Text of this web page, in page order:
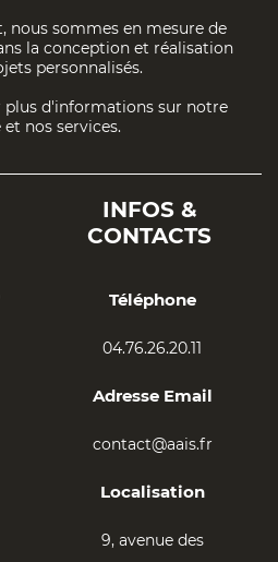
nous sommes en mesure de
la conception et réalisation
personnalisés.
plus d'informations sur notre
nos services.
INFOS &
CONTACTS
Téléphone
04.76.26.20.11
Adresse Email
contact@aais.fr
Localisation
9, avenue des